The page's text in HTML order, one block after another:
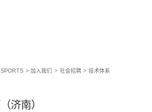
> 加入我们 > 社会招聘 > 技术体系
济南）